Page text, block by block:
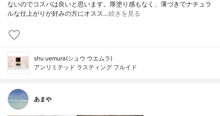
ないのでコスパは良いと思います。厚塗り感もなく、薄づきでナチュラ
ルな仕上がりが好みの方にオスス…続きを見る
shu uemura(シュウ ウエムラ)
アンリミテッド ラスティング フルイド
あまや